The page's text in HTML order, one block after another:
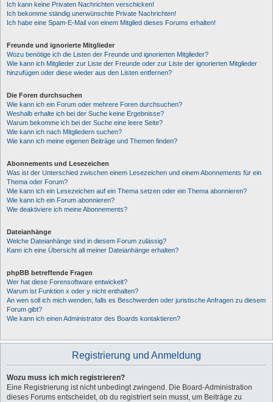
Ich kann keine Privaten Nachrichten verschicken!
Ich bekomme ständig unerwünschte Private Nachrichten!
Ich habe eine Spam-E-Mail von einem Mitglied dieses Forums erhalten!
Freunde und ignorierte Mitglieder
Wozu benötige ich die Listen der Freunde und ignorierten Mitglieder?
Wie kann ich Mitglieder zur Liste der Freunde oder zur Liste der ignorierten Mitglieder
hinzufügen oder diese wieder aus den Listen entfernen?
Die Foren durchsuchen
Wie kann ich ein Forum oder mehrere Foren durchsuchen?
Weshalb erhalte ich bei der Suche keine Ergebnisse?
Warum bekomme ich bei der Suche eine leere Seite?
Wie kann ich nach Mitgliedern suchen?
Wie kann ich meine eigenen Beiträge und Themen finden?
Abonnements und Lesezeichen
Was ist der Unterschied zwischen einem Lesezeichen und einem Abonnements für ein
Thema oder Forum?
Wie kann ich ein Lesezeichen auf ein Thema setzen oder ein Thema abonnieren?
Wie kann ich ein Forum abonnieren?
Wie deaktiviere ich meine Abonnements?
Dateianhänge
Welche Dateianhänge sind in diesem Forum zulässig?
Kann ich eine Übersicht all meiner Dateianhänge erhalten?
phpBB betreffende Fragen
Wer hat diese Forensoftware entwickelt?
Warum ist Funktion x oder y nicht enthalten?
An wen soll ich mich wenden, falls es Beschwerden oder juristische Anfragen zu diesem
Forum gibt?
Wie kann ich einen Administrator des Boards kontaktieren?
Registrierung und Anmeldung
Wozu muss ich mich registrieren?
Eine Registrierung ist nicht unbedingt zwingend. Die Board-Administration
dieses Forums entscheidet, ob du registriert sein musst, um Beiträge zu